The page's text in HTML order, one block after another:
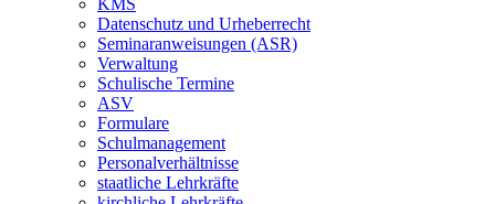
KMS
Datenschutz und Urheberrecht
Seminaranweisungen (ASR)
Verwaltung
Schulische Termine
ASV
Formulare
Schulmanagement
Personalverhältnisse
staatliche Lehrkräfte